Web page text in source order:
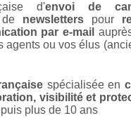
d'envoi de
newsletterspour
par e-mail
agents ou vos élus
spécialisée en
visibilité et
plus de 10 ans